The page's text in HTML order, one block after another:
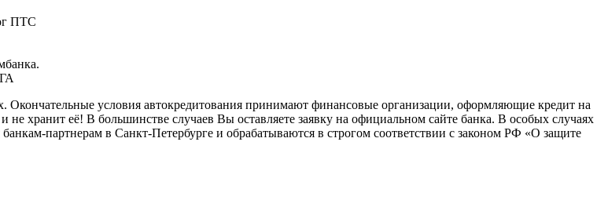
ПТС
Окончательные условия автокредитования принимают финансовые организации, оформляющие кредит на
хранит её! В большинстве случаев Вы оставляете заявку на официальном сайте банка. В особых случаях
партнерам в Санкт-Петербурге и обрабатываются в строгом соответствии с законом РФ «О защите